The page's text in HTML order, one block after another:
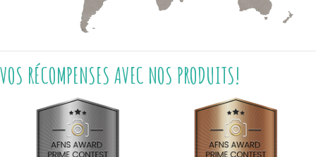
VOS RÉCOMPENSES AVEC NOS PRODUITS!